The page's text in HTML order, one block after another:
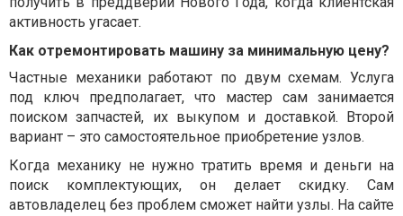
активность угасает.
Как отремонтировать машину за минимальную цену?
Частные механики работают по двум схемам. Услуга
под ключ предполагает, что мастер сам занимается
поиском запчастей, их выкупом и доставкой. Второй
вариант – это самостоятельное приобретение узлов.
Когда механику не нужно тратить время и деньги на
поиск комплектующих, он делает скидку. Сам
автовладелец без проблем сможет найти узлы. На сайте